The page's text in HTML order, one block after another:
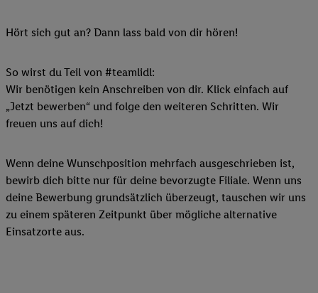
Hört sich gut an? Dann lass bald von dir hören!
So wirst du Teil von #teamlidl:
Wir benötigen kein Anschreiben von dir. Klick einfach auf
„Jetzt bewerben“ und folge den weiteren Schritten. Wir
freuen uns auf dich!
Wenn deine Wunschposition mehrfach ausgeschrieben ist,
bewirb dich bitte nur für deine bevorzugte Filiale. Wenn uns
deine Bewerbung grundsätzlich überzeugt, tauschen wir uns
zu einem späteren Zeitpunkt über mögliche alternative
Einsatzorte aus.